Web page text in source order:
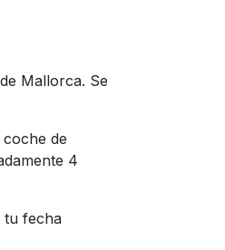
Mallorca. Se
de
4
tu fecha